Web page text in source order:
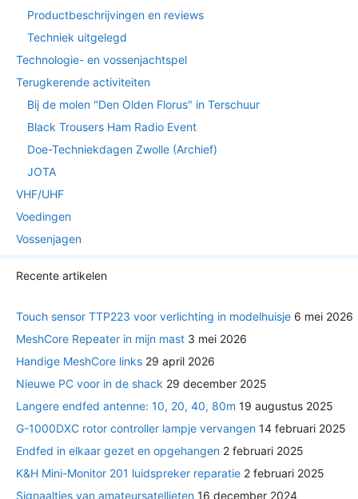
Productbeschrijvingen en reviews
Techniek uitgelegd
Technologie- en vossenjachtspel
Terugkerende activiteiten
Bij de molen "Den Olden Florus" in Terschuur
Black Trousers Ham Radio Event
Doe-Techniekdagen Zwolle (Archief)
JOTA
VHF/UHF
Voedingen
Vossenjagen
Recente artikelen
Touch sensor TTP223 voor verlichting in modelhuisje 6 mei 2026
MeshCore Repeater in mijn mast 3 mei 2026
Handige MeshCore links 29 april 2026
Nieuwe PC voor in de shack 29 december 2025
Langere endfed antenne: 10, 20, 40, 80m 19 augustus 2025
G-1000DXC rotor controller lampje vervangen 14 februari 2025
Endfed in elkaar gezet en opgehangen 2 februari 2025
K&H Mini-Monitor 201 luidspreker reparatie 2 februari 2025
Signaaltjes van amateursatellieten 16 december 2024